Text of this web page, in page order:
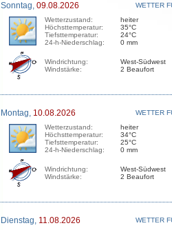
Sonntag, 09.08.2026
WETTER
Wetterzustand:
Höchsttemperatur:
Tiefsttemperatur:
24-h-Niederschlag:
heiter
35°C
24°C
0 mm
Windrichtung:
Windstärke:
West-Südwest
2 Beaufort
Montag, 10.08.2026
WETTER
Wetterzustand:
Höchsttemperatur:
Tiefsttemperatur:
24-h-Niederschlag:
heiter
34°C
25°C
0 mm
Windrichtung:
Windstärke:
West-Südwest
2 Beaufort
Dienstag, 11.08.2026
WETTER